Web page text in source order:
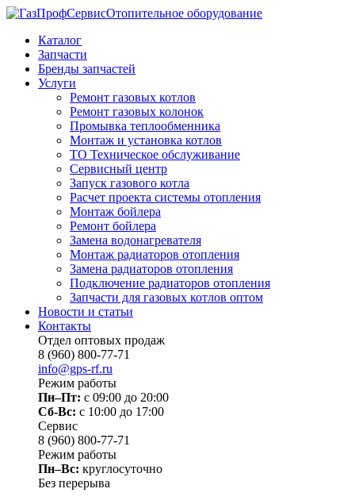
Отопительное оборудование
Каталог
Запчасти
Бренды запчастей
Услуги
Ремонт газовых котлов
Ремонт газовых колонок
Промывка теплообменника
Монтаж и установка котлов
ТО Техническое обслуживание
Сервисный центр
Запуск газового котла
Расчет проекта системы отопления
Монтаж бойлера
Ремонт бойлера
Замена водонагревателя
Монтаж радиаторов отопления
Замена радиаторов отопления
Подключение радиаторов отопления
Запчасти для газовых котлов оптом
Новости и статьи
Контакты
Отдел оптовых продаж
8 (960) 800-77-71
info@gps-rf.ru
Режим работы
Пн–Пт: с 09:00 до 20:00
Сб-Вс: c 10:00 до 17:00
Сервис
8 (960) 800-77-71
Режим работы
Пн–Вс: круглосуточно
Без перерыва